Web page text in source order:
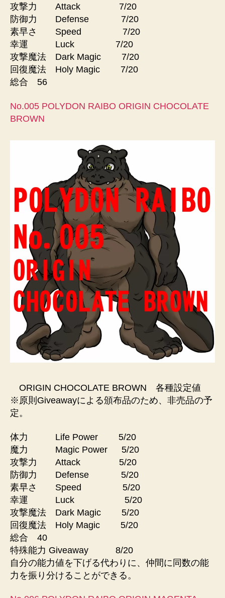
攻撃力 Attack 7/20
防御力 Defense 7/20
素早さ Speed 7/20
幸運 Luck 7/20
攻撃魔法 Dark Magic 7/20
回復魔法 Holy Magic 7/20
総合 56
No.005 POLYDON RAIBO ORIGIN CHOCOLATE
BROWN
ORIGIN CHOCOLATE BROWN 各種設定値
※原則Giveawayによる頒布品のため、非売品の予
定。
体力 Life Power 5/20
魔力 Magic Power 5/20
攻撃力 Attack 5/20
防御力 Defense 5/20
素早さ Speed 5/20
幸運 Luck 5/20
攻撃魔法 Dark Magic 5/20
回復魔法 Holy Magic 5/20
総合 40
特殊能力 Giveaway 8/20
自分の能力値を下げる代わりに、仲間に同数の能
力を振り分けることができる。